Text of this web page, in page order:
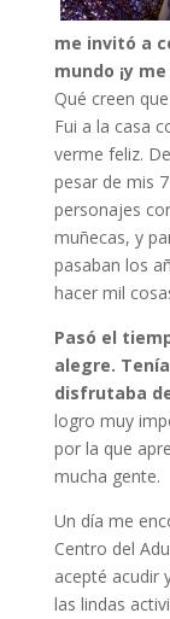
me invitó a
mundo ¡y
Qué creen
Fui a la casa
verme feliz.
pesar de mis
personajes
muñecas, y
pasaban los
hacer mil
Pasó el
alegre.
disfrutaba
logro muy
por la que
mucha gente.
Un día me
Centro del
acepté acudir
las lindas